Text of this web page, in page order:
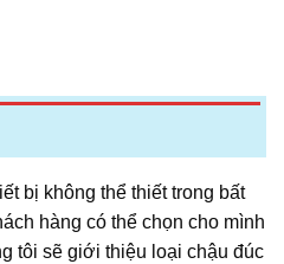
bị không thể thiết trong bất
hàng có thể chọn cho mình
tôi sẽ giới thiệu loại chậu đúc